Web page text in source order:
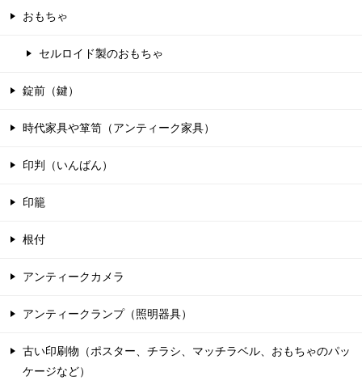
おもちゃ
セルロイド製のおもちゃ
錠前（鍵）
時代家具や箪笥（アンティーク家具）
印判（いんばん）
印籠
根付
アンティークカメラ
アンティークランプ（照明器具）
古い印刷物（ポスター、チラシ、マッチラベル、おもちゃのパッ
ケージなど）